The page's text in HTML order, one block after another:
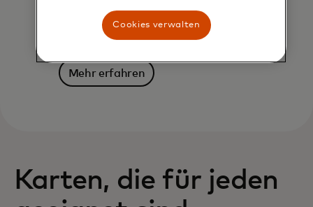
einfach, sicher und mit
Kostenkontrolle.
Mehr erfahren
Karten, die für jeden
Cookies verwalten